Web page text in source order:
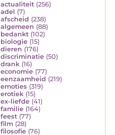
actualiteit (256)
adel (7)
afscheid (238)
algemeen (88)
bedankt (102)
biologie (15)
dieren (176)
discriminatie (50)
drank (16)
economie (77)
eenzaamheid (219)
emoties (319)
erotiek (15)
ex-liefde (41)
familie (164)
feest (77)
film (28)
filosofie (76)